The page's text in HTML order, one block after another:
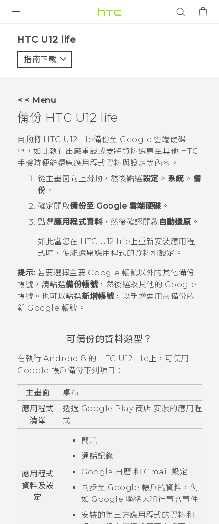
VIVE
應用程式
支援服務
HTC U12 life‎
指南下載
< < Menu
備份 HTC U12 life
自動將 HTC U12 life備份至 Google 雲端硬碟
™ ，如此執行出廠重設或要將資料還原至其他 HTC
手機時便能還原應用程式資料與設定等內容。
從主畫面向上滑動，然後點選設定 > 系統 > 備
份 。
確定開啟備份至 Google 雲端硬碟。
點選應用程式資料，然後確認開啟 自動還原 。
如此當您在 HTC U12 life上重新安裝應用程
式時，便能還原應用程式的資料和設定。
提示:若要選擇主要 Google 帳號以外的其他備份
帳號，請點選備份帳號，然後選取其他的 Google
帳號。也可以點選新增帳號，以新增要用來備份的
新 Google 帳號。
可備份的資料類型？
在執行 Android 8 的 HTC U12 life 上，可使用
Google 帳戶備份下列項目：
主畫面
桌布
應用程式
清單
透過 Google Play 商店 安裝的應用程
式
應用程式
資料及設
定
簡訊
通話記錄
Google 日曆 和 Gmail
設定
同步至 Google 帳戶的資料，例
如 Google 聯絡人和行事曆事件
安裝的第三方應用程式的資料和